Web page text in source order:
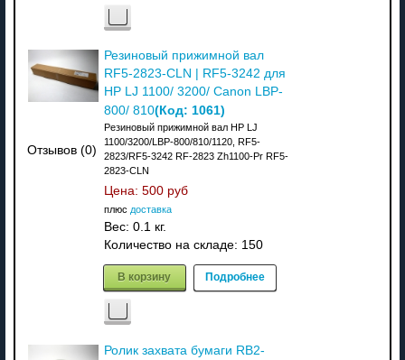
Отзывов (0)
Резиновый прижимной вал
RF5-2823-CLN | RF5-3242 для
HP LJ 1100/ 3200/ Canon LBP-
800/ 810(Код: 1061)
Резиновый прижимной вал HP LJ
1100/3200/LBP-800/810/1120, RF5-
2823/RF5-3242 RF-2823 Zh1100-Pr RF5-
2823-CLN
Цена: 500 руб
плюс доставка
Вес: 0.1 кг.
Количество на складе: 150
В корзину Подробнее
Ролик захвата бумаги RB2-